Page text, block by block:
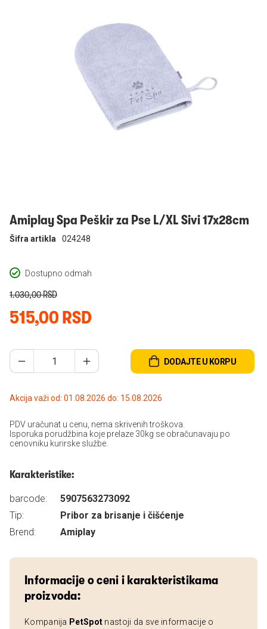
Amiplay Spa Peškir za Pse L/XL Sivi 17x28cm
Dostupno odmah
Šifra artikla 024248
515,00 RSD
1.030,00 RSD
DODAJTE U KORPU
Akcija važi od: 01.08.2026 do: 15.08.2026
PDV uračunat u cenu, nema skrivenih troškova.
Isporuka porudžbina koje prelaze 30kg se obračunavaju po
cenovniku kurirske službe.
Karakteristike:
barcode:
5907563273092
Tip:
Pribor za brisanje i čišćenje
Brend:
Amiplay
Informacije o ceni i karakteristikama
proizvoda:
Kompanija PetSpot nastoji da sve informacije o